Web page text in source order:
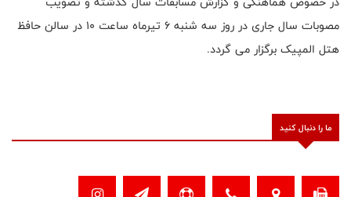
مصوبات سال جاری در روز سه شنبه ۶ تیرماه ساعت ۱۰ در سالن حافظ
هتل المپیک برگزار می گردد.
ما را دنبال کنید